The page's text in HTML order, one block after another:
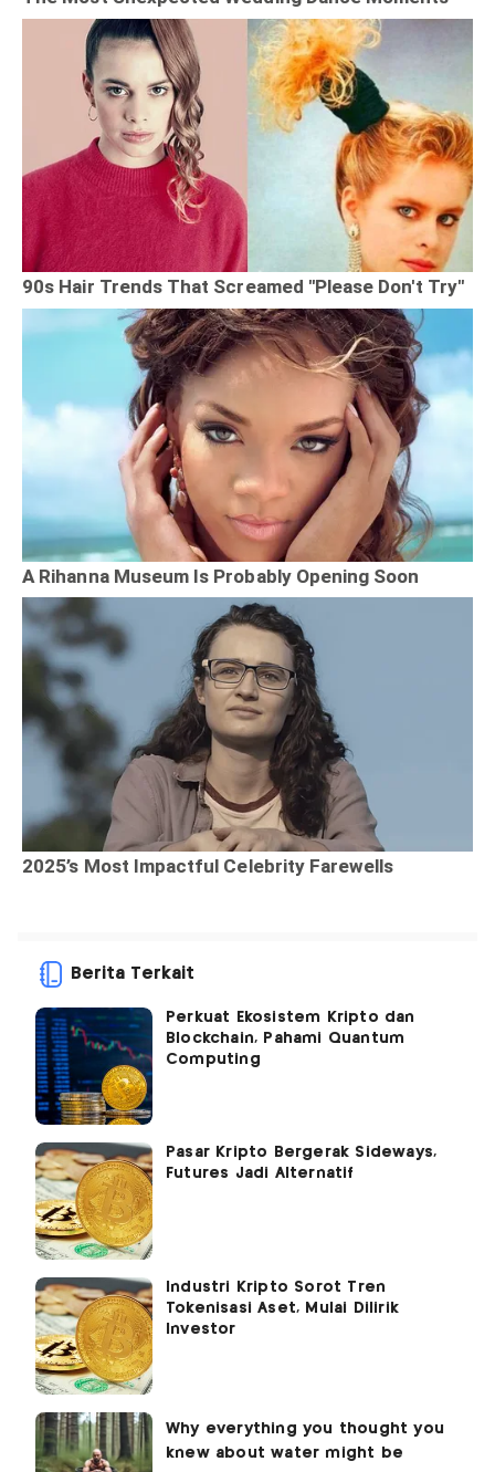
Berita Terkait
Perkuat Ekosistem Kripto dan
Blockchain, Pahami Quantum
Computing
Pasar Kripto Bergerak Sideways,
Futures Jadi Alternatif
Industri Kripto Sorot Tren
Tokenisasi Aset, Mulai Dilirik
Investor